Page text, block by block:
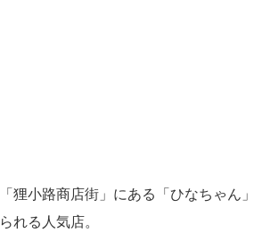
「狸小路商店街」にある「ひなちゃ
られる人気店。